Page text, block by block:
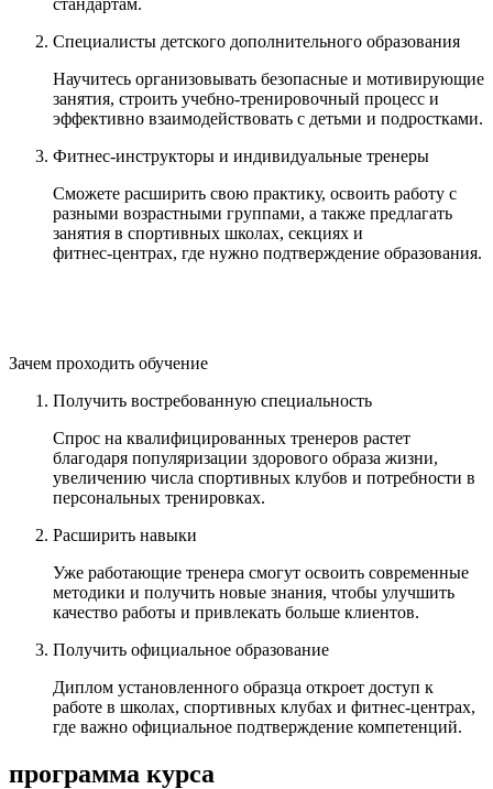
Специалисты детского дополнительного образования
Научитесь организовывать безопасные и мотивирующие
занятия, строить учебно-тренировочный процесс и
эффективно взаимодействовать с детьми и подростками.
Фитнес‑инструкторы и индивидуальные тренеры
Сможете расширить свою практику, освоить работу с
разными возрастными группами, а также предлагать
занятия в спортивных школах, секциях и
фитнес‑центрах, где нужно подтверждение образования.
Зачем проходить обучение
Получить востребованную специальность
Спрос на квалифицированных тренеров растет
благодаря популяризации здорового образа жизни,
увеличению числа спортивных клубов и потребности в
персональных тренировках.
Расширить навыки
Уже работающие тренера смогут освоить современные
методики и получить новые знания, чтобы улучшить
качество работы и привлекать больше клиентов.
Получить официальное образование
Диплом установленного образца откроет доступ к
работе в школах, спортивных клубах и фитнес‑центрах,
где важно официальное подтверждение компетенций.
программа курса